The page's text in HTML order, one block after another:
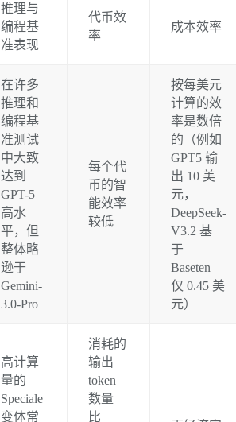
推理与
编程基
准表现
代币效
率
成本效率
在许多
推理和
编程基
准测试
中大致
达到
GPT-5
高水
平，但
整体略
逊于
Gemini-
3.0-Pro
每个代
币的智
能效率
较低
按每美元
计算的效
率是数倍
的（例如
GPT5 输
出 10 美
元，
DeepSeek-
V3.2 基
于
Baseten
仅 0.45 美
元）
高计算
量的
Speciale
变体常
消耗的
输出
token
数量
比